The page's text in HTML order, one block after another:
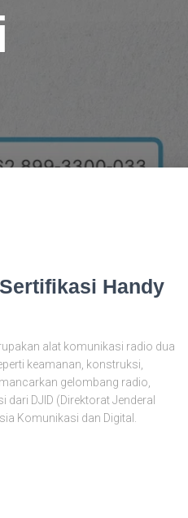
Handy
alat komunikasi radio dua
keamanan, konstruksi,
gelombang radio,
DJID (Direktorat Jenderal
Komunikasi dan Digital.